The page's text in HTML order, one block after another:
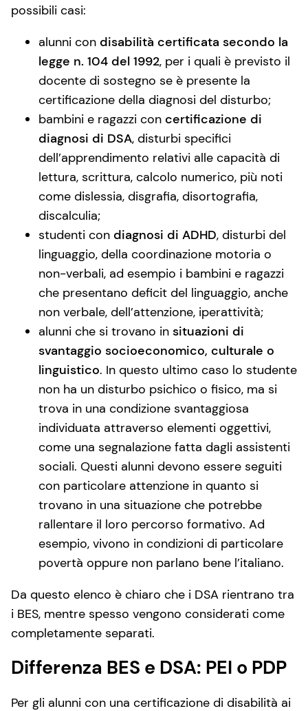
possibili casi:
alunni con disabilità certificata secondo la
legge n. 104 del 1992, per i quali è previsto il
docente di sostegno se è presente la
certificazione della diagnosi del disturbo;
bambini e ragazzi con certificazione di
diagnosi di DSA, disturbi specifici
dell’apprendimento relativi alle capacità di
lettura, scrittura, calcolo numerico, più noti
come dislessia, disgrafia, disortografia,
discalculia;
studenti con diagnosi di ADHD, disturbi del
linguaggio, della coordinazione motoria o
non-verbali, ad esempio i bambini e ragazzi
che presentano deficit del linguaggio, anche
non verbale, dell’attenzione, iperattività;
alunni che si trovano in situazioni di
svantaggio socioeconomico, culturale o
linguistico. In questo ultimo caso lo studente
non ha un disturbo psichico o fisico, ma si
trova in una condizione svantaggiosa
individuata attraverso elementi oggettivi,
come una segnalazione fatta dagli assistenti
sociali. Questi alunni devono essere seguiti
con particolare attenzione in quanto si
trovano in una situazione che potrebbe
rallentare il loro percorso formativo. Ad
esempio, vivono in condizioni di particolare
povertà oppure non parlano bene l’italiano.
Da questo elenco è chiaro che i DSA rientrano tra
i BES, mentre spesso vengono considerati come
completamente separati.
Differenza BES e DSA: PEI o PDP
Per gli alunni con una certificazione di disabilità ai